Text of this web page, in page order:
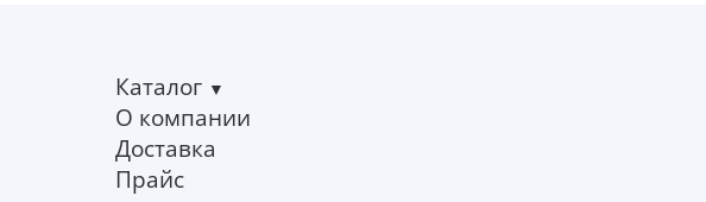
Каталог
О компании
Доставка
Прайс